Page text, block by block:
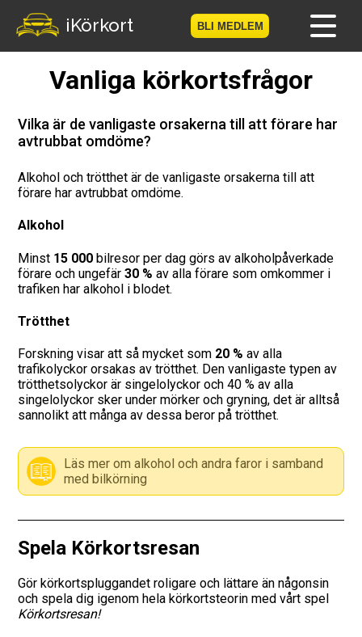
iKörkort BLI MEDLEM
Hem
Bli medlem
Prov
Vägmärkesspelet
Checklista för ditt körkort
Vägmärken
Presentkort
Vanliga körkortsfrågor
Vilka är de vanligaste orsakerna till att förare har
avtrubbat omdöme?
Alkohol och trötthet är de vanligaste orsakerna till att
förare har avtrubbat omdöme.
Alkohol
Minst 15 000 bilresor per dag görs av alkoholpåverkade
förare och ungefär30 % av alla förare som omkommer i
trafiken har alkohol i blodet.
Trötthet
Forskning visar att så mycket som 20 % av alla
trafikolyckor orsakas av trötthet. Den vanligaste typen av
trötthetsolyckor är singelolyckor och 40 % av alla
singelolyckor sker under mörker och gryning, det är alltså
sannolikt att många av dessa beror på trötthet.
Läs mer om alkohol och andra faror i samband
med bilkörning
Spela Körkortsresan
Gör körkortspluggandet roligare och lättare än någonsin
och spela dig igenom hela körkortsteorin med vårt spel
Körkortsresan!